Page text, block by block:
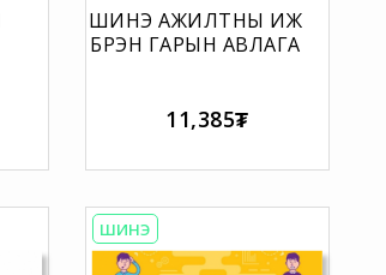
ШИНЭ АЖИЛТНЫ ИЖ
БҮРЭН ГАРЫН АВЛАГА
11,385₮
ШИНЭ